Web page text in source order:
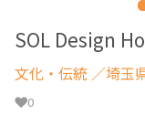
SOL Design
文化・伝統 ／埼玉
0